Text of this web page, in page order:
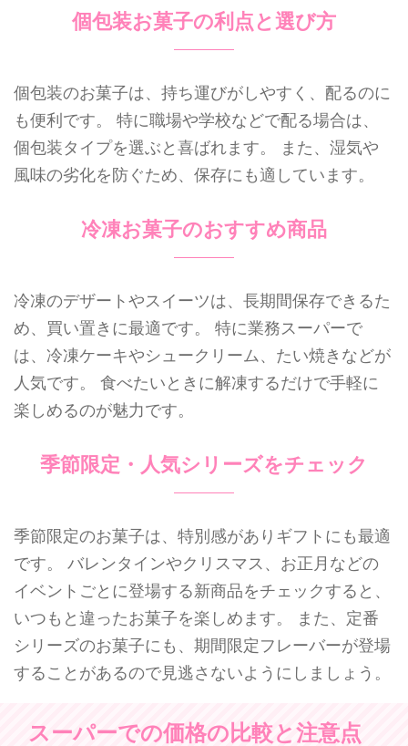
個包装お菓子の利点と選び方
個包装のお菓子は、持ち運びがしやすく、配るのに
も便利です。 特に職場や学校などで配る場合は、
個包装タイプを選ぶと喜ばれます。 また、湿気や
風味の劣化を防ぐため、保存にも適しています。
冷凍お菓子のおすすめ商品
冷凍のデザートやスイーツは、長期間保存できるた
め、買い置きに最適です。 特に業務スーパーで
は、冷凍ケーキやシュークリーム、たい焼きなどが
人気です。 食べたいときに解凍するだけで手軽に
楽しめるのが魅力です。
季節限定・人気シリーズをチェック
季節限定のお菓子は、特別感がありギフトにも最適
です。 バレンタインやクリスマス、お正月などの
イベントごとに登場する新商品をチェックすると、
いつもと違ったお菓子を楽しめます。 また、定番
シリーズのお菓子にも、期間限定フレーバーが登場
することがあるので見逃さないようにしましょう。
スーパーでの価格の比較と注意点